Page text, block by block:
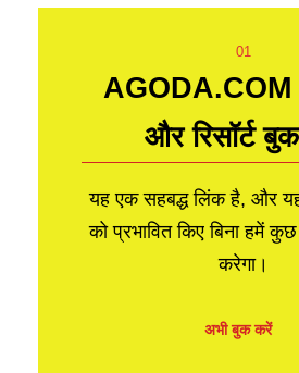
01
AGODA.COM
और रिसॉर्ट
यह एक सहबद्ध लिंक है, और
को प्रभावित किए बिना हमें
करेगा।
अभी बुक करें